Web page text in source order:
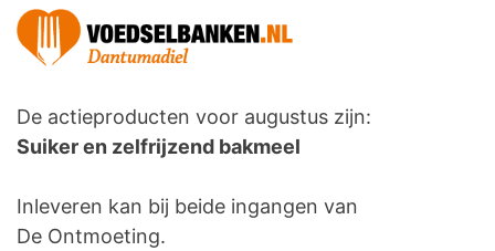
De actieproducten voor augustus zijn:
Suiker en zelfrijzend bakmeel
Inleveren kan bij beide ingangen van
De Ontmoeting.